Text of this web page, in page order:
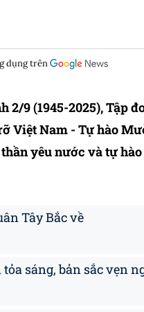
dụng trên
9 (1945-2025), Tập
Việt Nam - Tự hào
yêu nước và tự
Tây Bắc về
sáng, bản sắc vẹn